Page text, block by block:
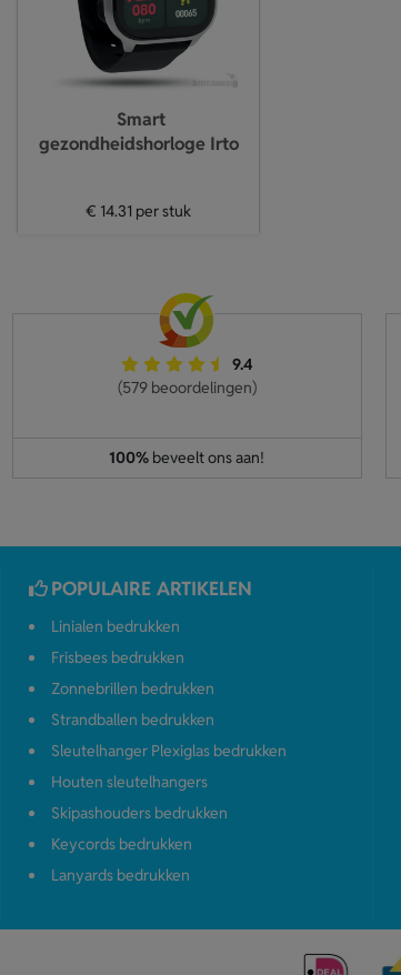
Smart
gezondheidshorloge Irto
€ 14.31 per stuk
9.4
(579 beoordelingen)
100% beveelt ons aan!
POPULAIRE ARTIKELEN
Linialen bedrukken
Frisbees bedrukken
Zonnebrillen bedrukken
Strandballen bedrukken
Sleutelhanger Plexiglas bedrukken
Houten sleutelhangers
Skipashouders bedrukken
Keycords bedrukken
Lanyards bedrukken